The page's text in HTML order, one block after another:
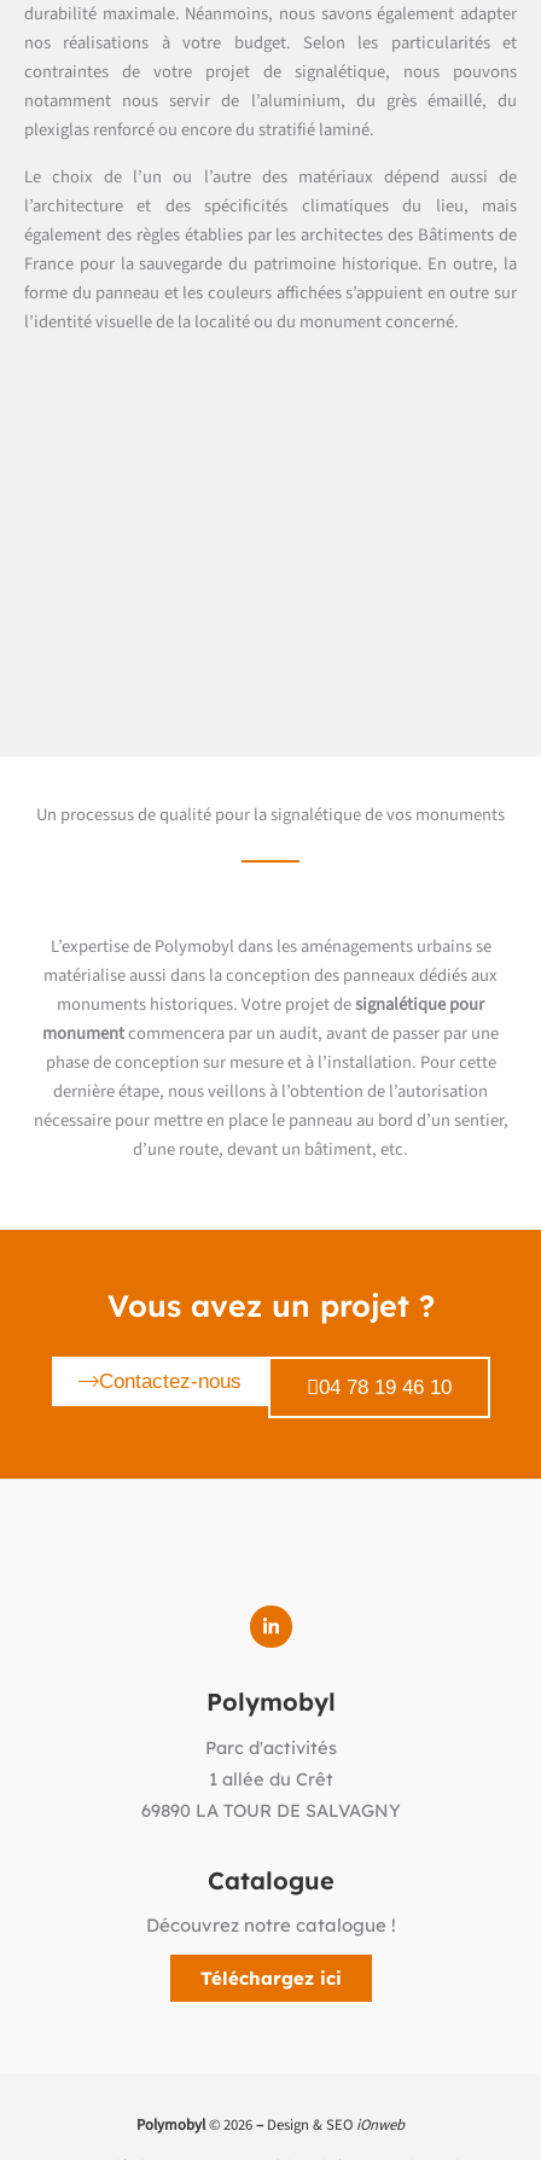
durabilité maximale. Néanmoins, nous savons également adapter
nos réalisations à votre budget. Selon les particularités et
contraintes de votre projet de signalétique, nous pouvons
notamment nous servir de l’aluminium, du grès émaillé, du
plexiglas renforcé ou encore du stratifié laminé.
Le choix de l’un ou l’autre des matériaux dépend aussi de
l’architecture et des spécificités climatiques du lieu, mais
également des règles établies par les architectes des Bâtiments de
France pour la sauvegarde du patrimoine historique. En outre, la
forme du panneau et les couleurs affichées s’appuient en outre sur
l’identité visuelle de la localité ou du monument concerné.
Un processus de qualité pour la signalétique de vos monuments
L’expertise de Polymobyl dans les aménagements urbains se
matérialise aussi dans la conception des panneaux dédiés aux
monuments historiques. Votre projet designalétique pour
monumentcommencera par un audit, avant de passer par une
phase de conception sur mesure et à l’installation. Pour cette
dernière étape, nous veillons à l’obtention de l’autorisation
nécessaire pour mettre en place le panneau au bord d’un sentier,
d’une route, devant un bâtiment, etc.
Vous avez un projet ?
Contactez-nous 04 78 19 46 10
Polymobyl
Parc d'activités
1 allée du Crêt
69890 LA TOUR DE SALVAGNY
Catalogue
Découvrez notre catalogue !
Téléchargez ici
Polymobyl© 2026–Design & SEO iOnweb